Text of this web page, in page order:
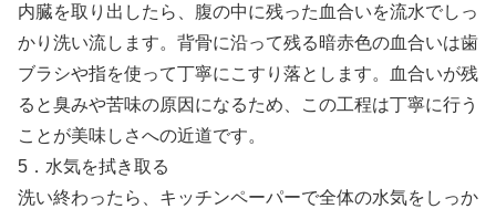
内臓を取り出したら、腹の中に残った血合いを流水でしっ
かり洗い流します。背骨に沿って残る暗赤色の血合いは歯
ブラシや指を使って丁寧にこすり落とします。血合いが残
ると臭みや苦味の原因になるため、この工程は丁寧に行う
ことが美味しさへの近道です。
5．水気を拭き取る
洗い終わったら、キッチンペーパーで全体の水気をしっか